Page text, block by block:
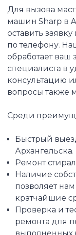
Для вызова
машин Sharp в
оставить
по телефону.
обработает ваш
специалиста в
консультацию
вопросы также
Среди
Быстрый
Архангельска.
Ремонт
Наличие
позволяет
кратчайшие
Проверка и
ремонта для